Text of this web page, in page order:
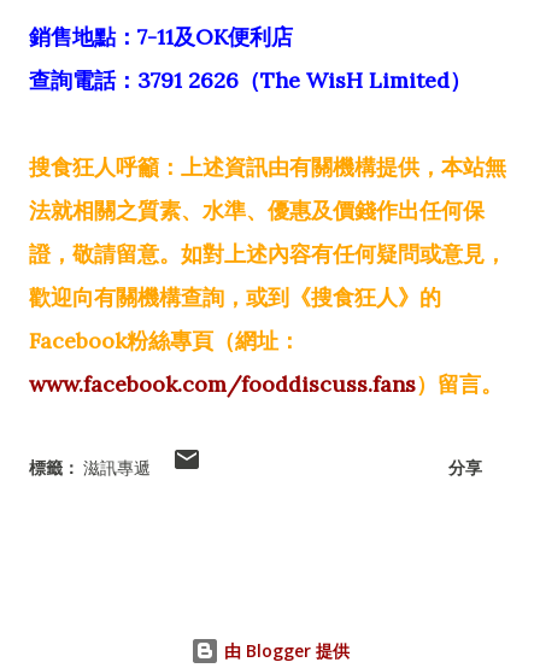
銷售地點：7-11及OK便利店
查詢電話：3791 2626（The WisH Limited）
搜食狂人呼籲：上述資訊由有關機構提供，本站無
法就相關之質素、水準、優惠及價錢作出任何保
證，敬請留意。如對上述內容有任何疑問或意見，
歡迎向有關機構查詢，或到《搜食狂人》的
Facebook粉絲專頁（網址：
www.facebook.com/fooddiscuss.fans）留言。
標籤： 滋訊專遞 分享
由 Blogger 提供